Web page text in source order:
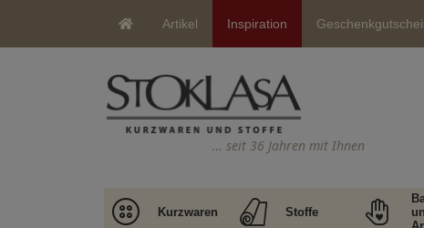
Artikel Inspiration
… seit 36 Jahren mit Ihnen
Kurzwaren Stoffe